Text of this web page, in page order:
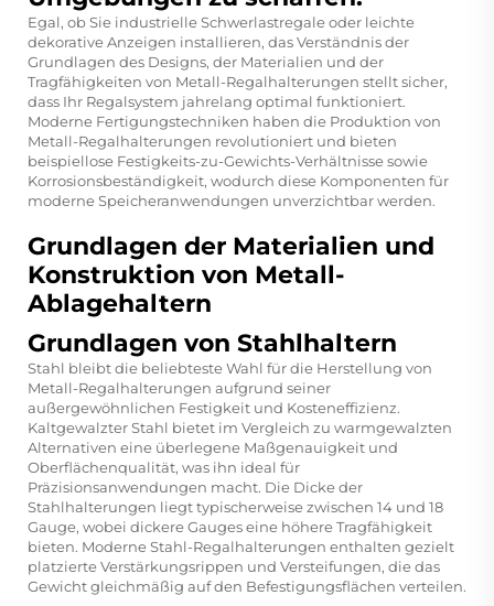
Egal, ob Sie industrielle Schwerlastregale oder leichte
dekorative Anzeigen installieren, das Verständnis der
Grundlagen des Designs, der Materialien und der
Tragfähigkeiten von Metall-Regalhalterungen stellt sicher,
dass Ihr Regalsystem jahrelang optimal funktioniert.
Moderne Fertigungstechniken haben die Produktion von
Metall-Regalhalterungen revolutioniert und bieten
beispiellose Festigkeits-zu-Gewichts-Verhältnisse sowie
Korrosionsbeständigkeit, wodurch diese Komponenten für
moderne Speicheranwendungen unverzichtbar werden.
Grundlagen der Materialien und
Konstruktion von Metall-
Ablagehaltern
Grundlagen von Stahlhaltern
Stahl bleibt die beliebteste Wahl für die Herstellung von
Metall-Regalhalterungen aufgrund seiner
außergewöhnlichen Festigkeit und Kosteneffizienz.
Kaltgewalzter Stahl bietet im Vergleich zu warmgewalzten
Alternativen eine überlegene Maßgenauigkeit und
Oberflächenqualität, was ihn ideal für
Präzisionsanwendungen macht. Die Dicke der
Stahlhalterungen liegt typischerweise zwischen 14 und 18
Gauge, wobei dickere Gauges eine höhere Tragfähigkeit
bieten. Moderne Stahl-Regalhalterungen enthalten gezielt
platzierte Verstärkungsrippen und Versteifungen, die das
Gewicht gleichmäßig auf den Befestigungsflächen verteilen.